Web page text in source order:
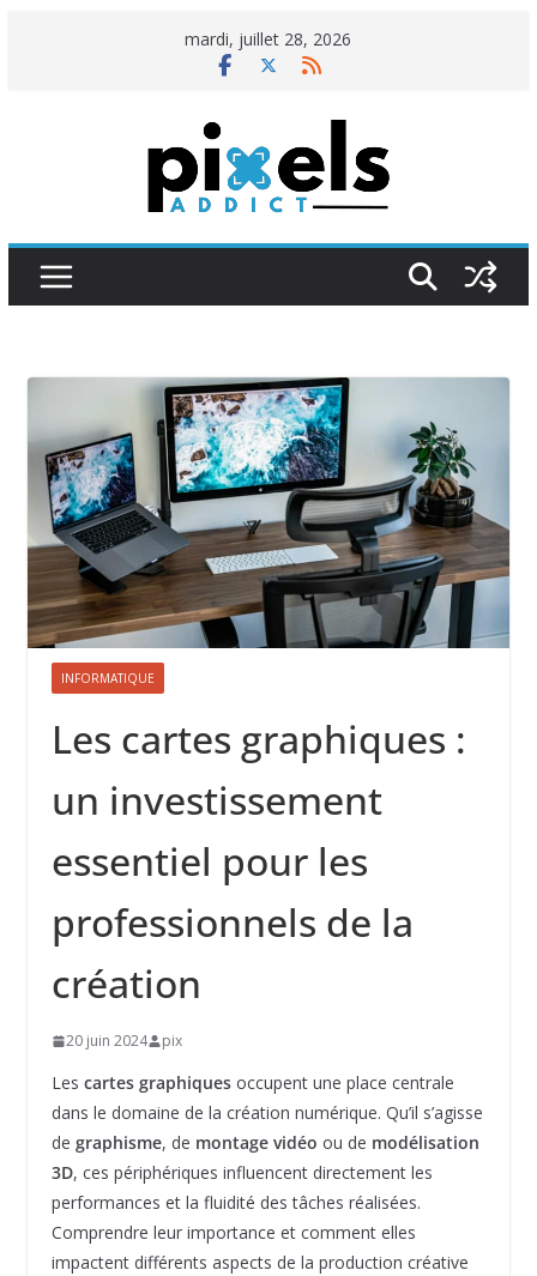
mardi, juillet 28, 2026
INFORMATIQUE
Les cartes graphiques :
un investissement
essentiel pour les
professionnels de la
création
20 juin 2024 pix
Les cartes graphiquesoccupent une place centrale
dans le domaine de la création numérique. Qu’il s’agisse
de graphisme, de montage vidéo ou de modélisation
3D, ces périphériques influencent directement les
performances et la fluidité des tâches réalisées.
Comprendre leur importance et comment elles
impactent différents aspects de la production créative